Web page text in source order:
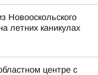
Новооскольского
летних каникулах
центре с